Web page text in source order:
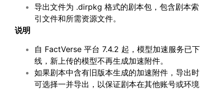
导出文件为 .dirpkg 格式的剧本包，包含剧本索
引文件和所需资源文件。
说明
自 FactVerse 平台 7.4.2 起，模型加速服务已下
线，新上传的模型不再生成加速附件。
如果剧本中含有旧版本生成的加速附件，导出时
可选择一并导出，以保证剧本在其他账号或环境